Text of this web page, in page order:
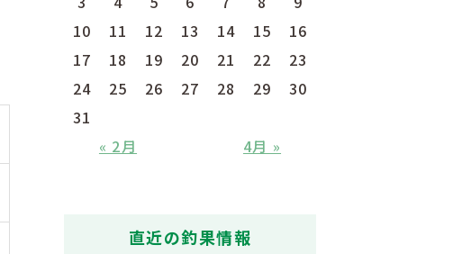
« 2月 4月 »
10
11 12 13 14 15
16
17
18 19 20 21 22
23
24
25 26 27 28 29
30
31
直近の釣果情報